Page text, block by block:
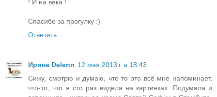
! И на века !
Спасибо за прогулку :)
Ответить
Ирина Delenn 12 мая 2013 г. в 18:43
Сижу, смотрю и думаю, что-то это всё мне напоминает,
что-то, что я сто раз видела на картинках. Подумала и